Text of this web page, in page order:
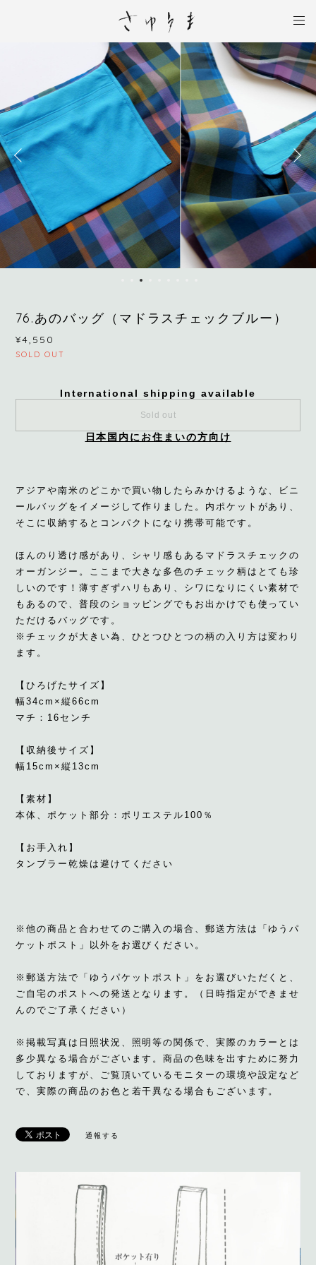
76.あのバッグ（マドラスチェックブルー）
¥4,550
SOLD OUT
International shipping available
Sold out
日本国内にお住まいの方向け
アジアや南米のどこかで買い物したらみかけるような、ビニ
ールバッグをイメージして作りました。内ポケットがあり、
そこに収納するとコンパクトになり携帯可能です。
ほんのり透け感があり、シャリ感もあるマドラスチェックの
オーガンジー。ここまで大きな多色のチェック柄はとても珍
しいのです！薄すぎずハリもあり、シワになりにくい素材で
もあるので、普段のショッピングでもお出かけでも使ってい
ただけるバッグです。
※チェックが大きい為、ひとつひとつの柄の入り方は変わり
ます。
【ひろげたサイズ】
幅34cm×縦66cm
マチ：16センチ
【収納後サイズ】
幅15cm×縦13cm
【素材】
本体、ポケット部分：ポリエステル100％
【お手入れ】
タンブラー乾燥は避けてください
※他の商品と合わせてのご購入の場合、郵送方法は「ゆうパ
ケットポスト」以外をお選びください。
※郵送方法で「ゆうパケットポスト」をお選びいただくと、
ご自宅のポストへの発送となります。（日時指定ができませ
んのでご了承ください）
※掲載写真は日照状況、照明等の関係で、実際のカラーとは
多少異なる場合がございます。商品の色味を出すために努力
しておりますが、ご覧頂いているモニターの環境や設定など
で、実際の商品のお色と若干異なる場合もございます。
通報する